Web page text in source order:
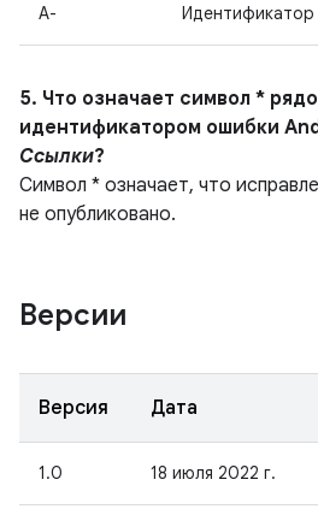
A-
5. Что означает символ *
идентификатором ошибки
Ссылки?
Символ * означает, что
не опубликовано.
Версии
Версия Дата
1.0 18 июля 2022 г.